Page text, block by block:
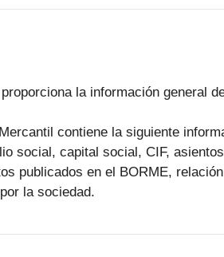
la información general
contiene la siguiente
social, capital social, CIF,
publicados en el BORME,
la sociedad.